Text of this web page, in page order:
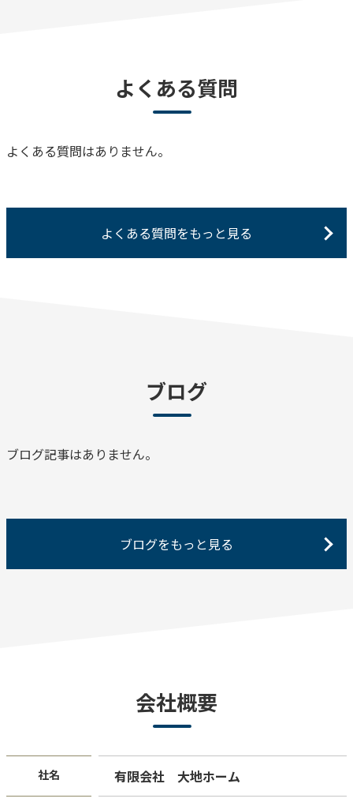
よくある質問
よくある質問はありません。
よくある質問をもっと見る
ブログ
ブログ記事はありません。
ブログをもっと見る
会社概要
社名 有限会社 大地ホーム